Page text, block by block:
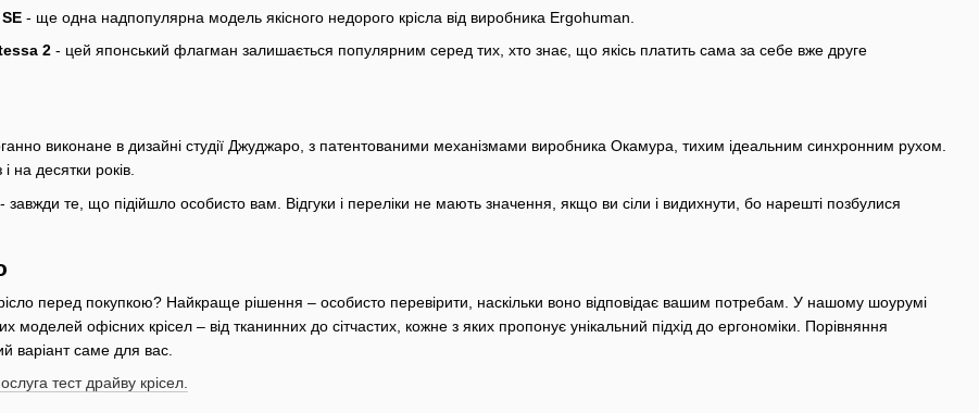
- ще одна надпопулярна модель якісного недорого крісла від виробника Ergohuman.
2 - цей японський флагман залишається популярним серед тих, хто знає, що якісь платить сама за себе вже друге
виконане в дизайні студії Джуджаро, з патентованими механізмами виробника Окамура, тихим ідеальним синхронним рухом.
на десятки років.
те, що підійшло особисто вам. Відгуки і переліки не мають значення, якщо ви сіли і видихнути, бо нарешті позбулися
перед покупкою? Найкраще рішення – особисто перевірити, наскільки воно відповідає вашим потребам. У нашому шоурумі
моделей офісних крісел – від тканинних до сітчастих, кожне з яких пропонує унікальний підхід до ергономіки. Порівняння
варіант саме для вас.
тест драйву крісел.